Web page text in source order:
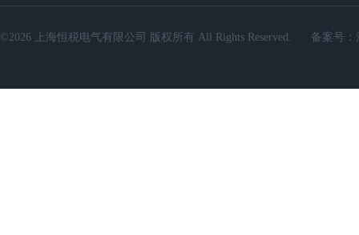
©2026 上海恒税电气有限公司 版权所有 All Rights Reserved. 备案号：